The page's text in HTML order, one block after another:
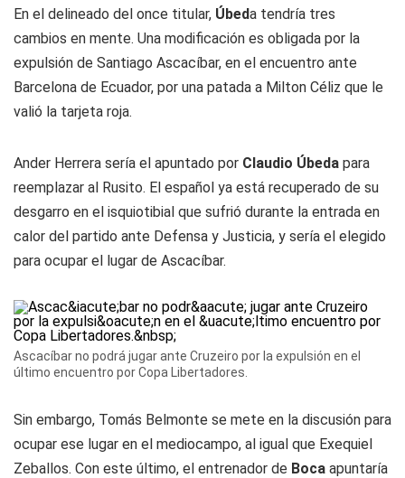
En el delineado del once titular, Úbeda tendría tres
cambios en mente. Una modificación es obligada por la
expulsión de Santiago Ascacíbar, en el encuentro ante
Barcelona de Ecuador, por una patada a Milton Céliz que le
valió la tarjeta roja.
Ander Herrera sería el apuntado por Claudio Úbeda para
reemplazar al Rusito. El español ya está recuperado de su
desgarro en el isquiotibial que sufrió durante la entrada en
calor del partido ante Defensa y Justicia, y sería el elegido
para ocupar el lugar de Ascacíbar.
Ascacíbar no podrá jugar ante Cruzeiro por la expulsión en el
último encuentro por Copa Libertadores.
Sin embargo, Tomás Belmonte se mete en la discusión para
ocupar ese lugar en el mediocampo, al igual que Exequiel
Zeballos. Con este último, el entrenador de Boca apuntaría